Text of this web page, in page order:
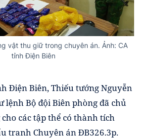
vật thu giữ trong chuyên án. Ảnh: CA
tỉnh Điện Biên
Điện Biên, Thiếu tướng Nguyễn
lệnh Bộ đội Biên phòng đã chủ
các tập thể có thành tích
tranh Chuyên án ĐB326.3p.